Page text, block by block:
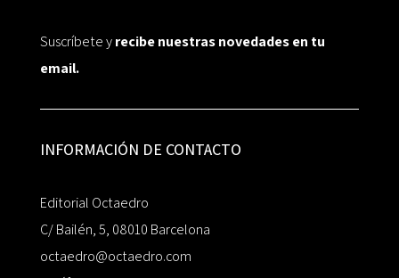
Suscríbete yrecibe nuestras novedades en tu
email.
INFORMACIÓN DE CONTACTO
Editorial Octaedro
C/ Bailén, 5, 08010 Barcelona
octaedro@octaedro.com